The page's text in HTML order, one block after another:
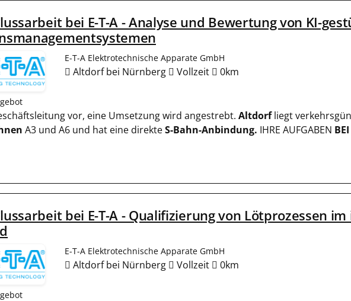
bei E-T-A - Analyse und Bewertung von KI-
E-T-A Elektrotechnische Apparate GmbH
Altdorf bei Nürnberg Vollzeit 0km
vor, eine Umsetzung wird angestrebt. Altdorfliegt
A3 und A6 und hat eine direkteS-Bahn-Anbindung. IHRE AUFGABEN BEI
bei E-T-A - Qualifizierung von Lötprozessen
E-T-A Elektrotechnische Apparate GmbH
Altdorf bei Nürnberg Vollzeit 0km